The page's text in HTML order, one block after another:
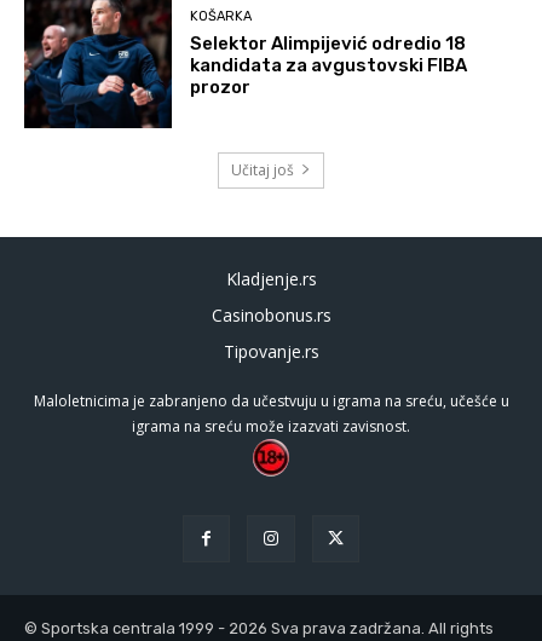
KOŠARKA
Selektor Alimpijević odredio 18
kandidata za avgustovski FIBA
prozor
Učitaj još
Kladjenje.rs
Casinobonus.rs
Tipovanje.rs
Maloletnicima je zabranjeno da učestvuju u igrama na sreću, učešće u
igrama na sreću može izazvati zavisnost.
© Sportska centrala 1999 - 2026 Sva prava zadržana. All rights